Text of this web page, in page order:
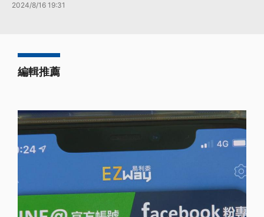
2024/8/16 19:31
編輯推薦